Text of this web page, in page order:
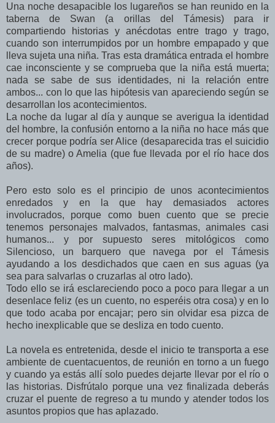
Una noche desapacible los lugareños se han reunido en la
taberna de Swan (a orillas del Támesis) para ir
compartiendo historias y anécdotas entre trago y trago,
cuando son interrumpidos por un hombre empapado y que
lleva sujeta una niña. Tras esta dramática entrada el hombre
cae inconsciente y se comprueba que la niña está muerta;
nada se sabe de sus identidades, ni la relación entre
ambos... con lo que las hipótesis van apareciendo según se
desarrollan los acontecimientos.
La noche da lugar al día y aunque se averigua la identidad
del hombre, la confusión entorno a la niña no hace más que
crecer porque podría ser Alice (desaparecida tras el suicidio
de su madre) o Amelia (que fue llevada por el río hace dos
años).
Pero esto solo es el principio de unos acontecimientos
enredados y en la que hay demasiados actores
involucrados, porque como buen cuento que se precie
tenemos personajes malvados, fantasmas, animales casi
humanos... y por supuesto seres mitológicos como
Silencioso, un barquero que navega por el Támesis
ayudando a los desdichados que caen en sus aguas (ya
sea para salvarlas o cruzarlas al otro lado).
Todo ello se irá esclareciendo poco a poco para llegar a un
desenlace feliz (es un cuento, no esperéis otra cosa) y en lo
que todo acaba por encajar; pero sin olvidar esa pizca de
hecho inexplicable que se desliza en todo cuento.
La novela es entretenida, desde el inicio te transporta a ese
ambiente de cuentacuentos, de reunión en torno a un fuego
y cuando ya estás allí solo puedes dejarte llevar por el río o
las historias. Disfrútalo porque una vez finalizada deberás
cruzar el puente de regreso a tu mundo y atender todos los
asuntos propios que has aplazado.